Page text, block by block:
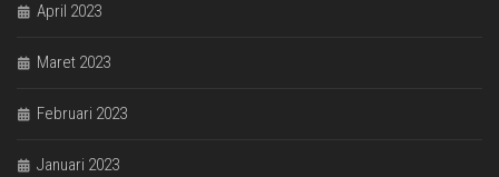
April 2023
Maret 2023
Februari 2023
Januari 2023